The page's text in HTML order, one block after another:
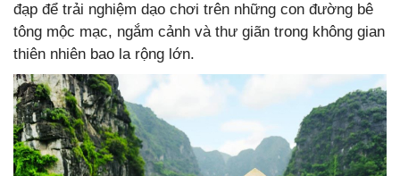
đạp để trải nghiệm dạo chơi trên những con đường bê
tông mộc mạc, ngắm cảnh và thư giãn trong không gian
thiên nhiên bao la rộng lớn.